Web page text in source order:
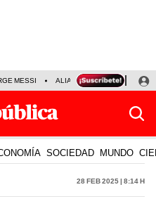
MESSI ALIANZA LIMA VS SPORT
SOCIEDAD MUNDO
28 Feb 2025 | 8:14 h